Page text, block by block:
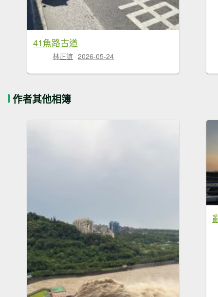
41魚路古道
林正誼 2026-05-24
作者其他相簿